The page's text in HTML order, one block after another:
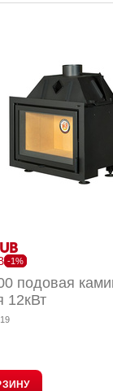
-1%
подовая
12кВт